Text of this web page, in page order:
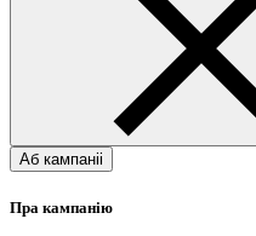
Аб кампаніі
Пра кампанію